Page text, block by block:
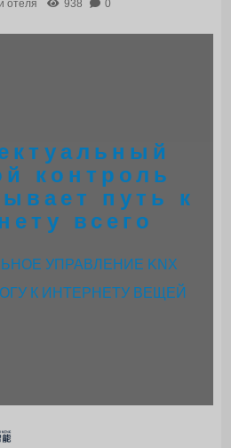
отеля
938 0
контроль
путь к
всего
УПРАВЛЕНИЕ KNX
К ИНТЕРНЕТУ ВЕЩЕЙ